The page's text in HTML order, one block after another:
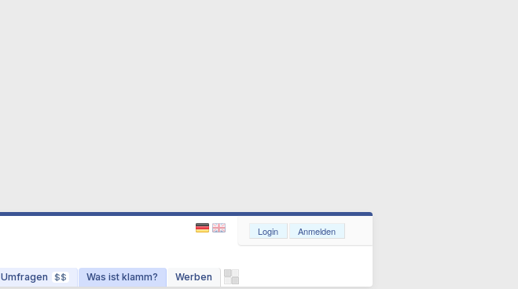
Umfragen $$ Was ist klamm? Werben
Login Anmelden